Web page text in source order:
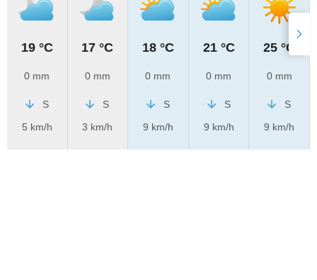
19 °C
0 mm
S
5 km/h
17 °C
0 mm
S
3 km/h
18 °C
0 mm
S
9 km/h
21 °C
0 mm
S
9 km/h
25 °C
0 mm
S
9 km/h